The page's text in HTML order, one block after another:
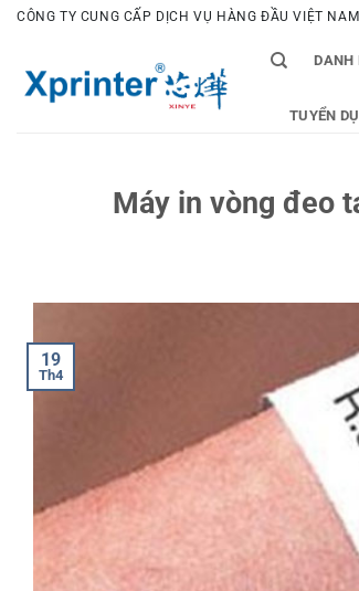
Bỏ
dung
CÔNG TY CUNG CẤP DỊCH VỤ HÀNG ĐẦU VIỆT
DANH
TUYỂN
Máy in vòng đeo
19
Th4